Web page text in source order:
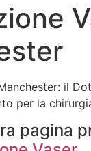
il
per la
pagina